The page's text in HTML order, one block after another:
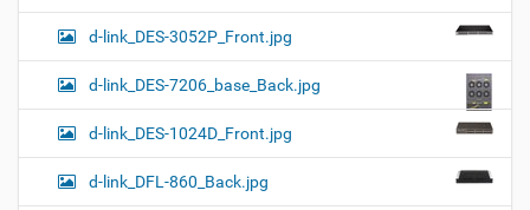
d-link_DES-3052P_Front.jpg
d-link_DES-7206_base_Back.jpg
d-link_DES-1024D_Front.jpg
d-link_DFL-860_Back.jpg